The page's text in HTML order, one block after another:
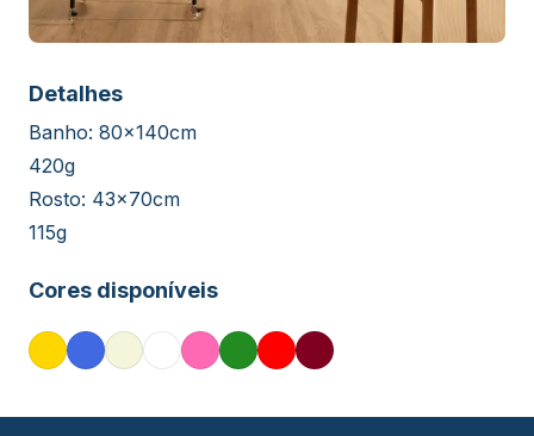
Detalhes
Banho: 80x140cm
420g
Rosto: 43x70cm
115g
Cores disponíveis